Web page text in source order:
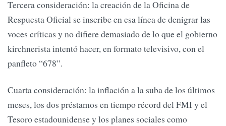
Tercera consideración: la creación de la Oficina de
Respuesta Oficial se inscribe en esa línea de denigrar las
voces críticas y no difiere demasiado de lo que el gobierno
kirchnerista intentó hacer, en formato televisivo, con el
panfleto “678”.
Cuarta consideración: la inflación a la suba de los últimos
meses, los dos préstamos en tiempo récord del FMI y el
Tesoro estadounidense y los planes sociales como